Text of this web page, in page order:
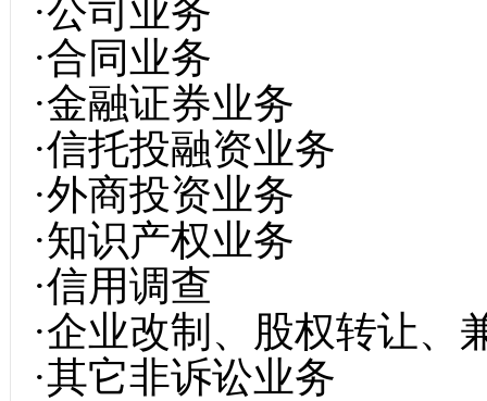
·公司业务
·合同业务
·金融证券业务
·信托投融资业务
·外商投资业务
·知识产权业务
·信用调查
·企业改制、股权转让、
·其它非诉讼业务